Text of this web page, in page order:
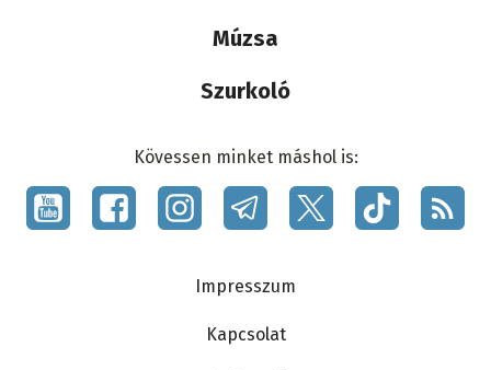
Múzsa
Szurkoló
Social
menu
Kövessen minket máshol is:
Impresszum
Kapcsolat